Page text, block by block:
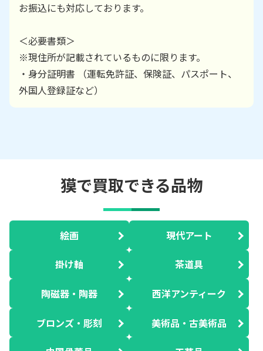
お振込にも対応しております。
＜必要書類＞
※現住所が記載されているものに限ります。
・身分証明書 （運転免許証、保険証、パスポート、
外国人登録証など）
獏で買取できる品物
絵画 現代アート
掛け軸 茶道具
陶磁器・陶器 西洋アンティーク
ブロンズ・彫刻 美術品・古美術品